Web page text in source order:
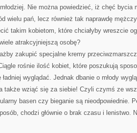
Nie można powiedzieć, iż chęć bycia
wielu pań, lecz również tak naprawdę
takim kobietom, które chciałyby wreszcie
atrakcyjniejszą osobę?
zakupić specjalne kremy
rośnie ilość kobiet, które poszukują
ładniej wyglądać. Jednak dbanie o młody
także wziąć się za siebie! Czyli czymś ze
basen czy bieganie są nieodpowiednie.
chodzi głównie o brak czasu i lenistwo.